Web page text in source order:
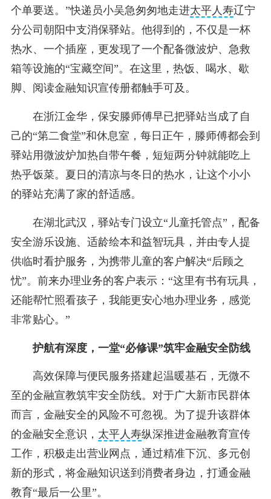
个单要送。”快递员小吴急匆匆地走进太平人寿辽宁
分公司朝阳中支消保驿站。他得到的，不仅是一杯
热水、一个插座，更发现了一个配备微波炉、急救
箱等设施的“宝藏空间”。在这里，热饭、喝水、歇
脚、阅读金融知识宣传册都触手可及。
在浙江金华，保安滕师傅早已把驿站当成了自
己的“第二食堂”和休息室，每日正午，滕师傅都会到
驿站用微波炉加热自带午餐，短短两分钟就能吃上
热乎饭菜。夏日的清凉与冬日的热水，让这个小小
的驿站充满了家的舒适感。
在湖北武汉，驿站专门设立“儿童托管点”，配备
安全游乐设施、适龄绘本和益智玩具，并由专人提
供临时看护服务，为携带儿童的客户解决“后顾之
忧”。前来办理业务的客户表示：“这里有书有玩具，
还能帮忙照看孩子，我能更安心地办理业务，感觉
非常贴心。”
护航有深度，一堂“必修课”筑牢金融安全防线
高效保障与便民服务搭建起温暖基石，无微不
至的金融宣教筑牢安全防线。对于广大新市民群体
而言，金融安全的风险不可忽视。为了提升该群体
的金融安全意识， 太平人寿纵深推进金融教育宣传
工作，积极走出营业网点，通过精准下沉、多元创
新的形式，将金融知识送到消费者身边，打通金融
教育“最后一公里”。